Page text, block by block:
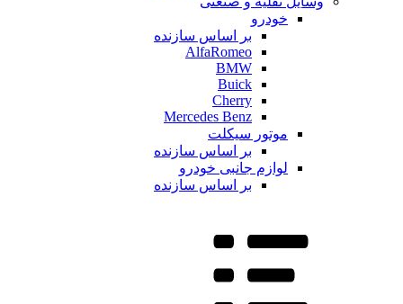
خودرو
بر اساس سازنده
AlfaRomeo
BMW
Buick
Cherry
Mercedes Benz
موتور سیکلت
بر اساس سازنده
لوازم جانبی خودرو
بر اساس سازنده